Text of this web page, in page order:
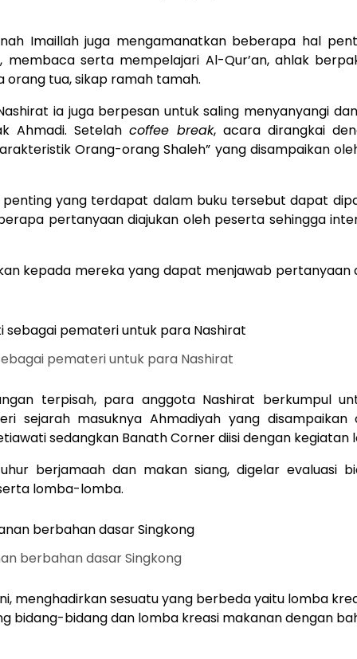
Imaillah juga mengamanatkan beberapa hal
membaca serta mempelajari Al-Qur’an, ahlak
orang tua, sikap ramah tamah.
ia juga berpesan untuk saling menyanyangi
Ahmadi. Setelah coffee break, acara dirangkai
Orang-orang Shaleh” yang disampaikan
penting yang terdapat dalam buku tersebut dapat
pertanyaan diajukan oleh peserta sehingga
kepada mereka yang dapat menjawab pertanyaan
pemateri untuk para Nashirat
terpisah, para anggota Nashirat berkumpul
sejarah masuknya Ahmadiyah yang disampaikan
sedangkan Banath Corner diisi dengan kegiatan
berjamaah dan makan siang, digelar evaluasi
lomba-lomba.
berbahan dasar Singkong
menghadirkan sesuatu yang berbeda yaitu lomba
bidang-bidang dan lomba kreasi makanan dengan